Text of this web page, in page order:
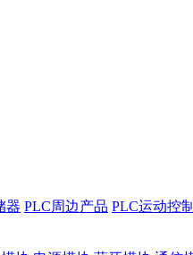
器 PLC周边产品 PLC运动控